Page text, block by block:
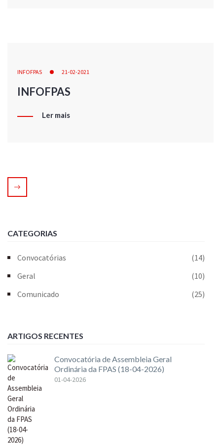
INFOFPAS 21-02-2021
INFOFPAS
Ler mais
CATEGORIAS
Convocatórias
(14)
Geral
(10)
Comunicado
(25)
ARTIGOS RECENTES
Convocatória de Assembleia Geral
Ordinária da FPAS (18-04-2026)
01-04-2026